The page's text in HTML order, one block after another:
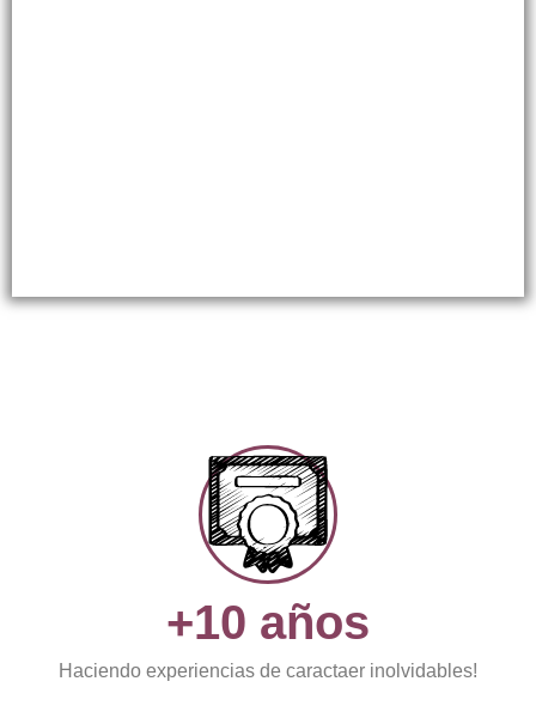
+10 años
Haciendo experiencias de caractaer inolvidables!